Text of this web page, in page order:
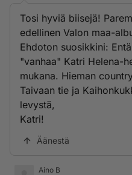
Tosi hyviä biisejä!
edellinen Valon maa-
Ehdoton suosikkini:
"vanhaa" Katri Helena-
mukana. Hieman
Taivaan tie ja
levystä,
Katri!
Äänestä
Aino B